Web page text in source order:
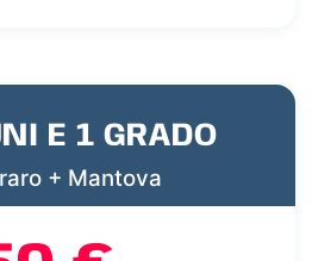
E 1 GRADO
+ Mantova